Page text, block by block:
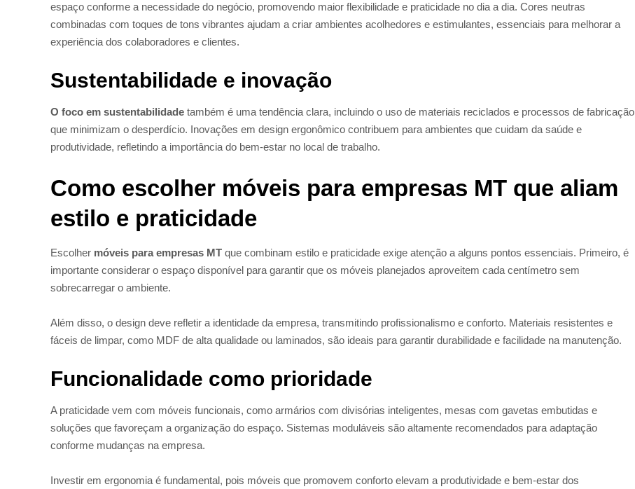
espaço conforme a necessidade do negócio, promovendo maior flexibilidade e praticidade no dia a dia. Cores neutras
combinadas com toques de tons vibrantes ajudam a criar ambientes acolhedores e estimulantes, essenciais para melhorar a
experiência dos colaboradores e clientes.
Sustentabilidade e inovação
O foco em sustentabilidade também é uma tendência clara, incluindo o uso de materiais reciclados e processos de fabricação
que minimizam o desperdício. Inovações em design ergonômico contribuem para ambientes que cuidam da saúde e
produtividade, refletindo a importância do bem-estar no local de trabalho.
Como escolher móveis para empresas MT que aliam
estilo e praticidade
Escolher móveis para empresas MT que combinam estilo e praticidade exige atenção a alguns pontos essenciais. Primeiro, é
importante considerar o espaço disponível para garantir que os móveis planejados aproveitem cada centímetro sem
sobrecarregar o ambiente.
Além disso, o design deve refletir a identidade da empresa, transmitindo profissionalismo e conforto. Materiais resistentes e
fáceis de limpar, como MDF de alta qualidade ou laminados, são ideais para garantir durabilidade e facilidade na manutenção.
Funcionalidade como prioridade
A praticidade vem com móveis funcionais, como armários com divisórias inteligentes, mesas com gavetas embutidas e
soluções que favoreçam a organização do espaço. Sistemas moduláveis são altamente recomendados para adaptação
conforme mudanças na empresa.
Investir em ergonomia é fundamental, pois móveis que promovem conforto elevam a produtividade e bem-estar dos